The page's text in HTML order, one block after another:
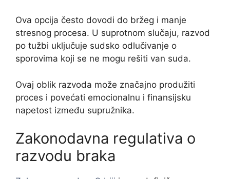
Ova opcija često dovodi do bržeg i manje
stresnog procesa. U suprotnom slučaju, razvod
po tužbi uključuje sudsko odlučivanje o
sporovima koji se ne mogu rešiti van suda.
Ovaj oblik razvoda može značajno produžiti
proces i povećati emocionalnu i finansijsku
napetost između supružnika.
Zakonodavna regulativa o
razvodu braka